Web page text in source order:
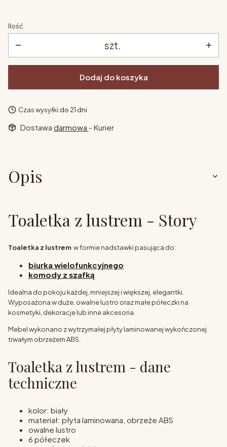
Ilość
szt.
Dodaj do koszyka
Czas wysyłki:do 21 dni
Dostawa darmowa - Kurier
Opis
Toaletka z lustrem - Story
Toaletka z lustrem w formie nadstawki pasująca do:
biurka wielofunkcyjnego
komody z szafką
Idealna do pokoju każdej, mniejszej i większej, elegantki.
Wyposażona w duże, owalne lustro oraz małe półeczki na
kosmetyki, dekoracje lub inne akcesoria.
Mebel wykonano z wytrzymałej płyty laminowanej wykończonej
trwałym obrzeżem ABS.
Toaletka z lustrem - dane
techniczne
kolor: biały
materiał: płyta laminowana, obrzeże ABS
owalne lustro
6 półeczek